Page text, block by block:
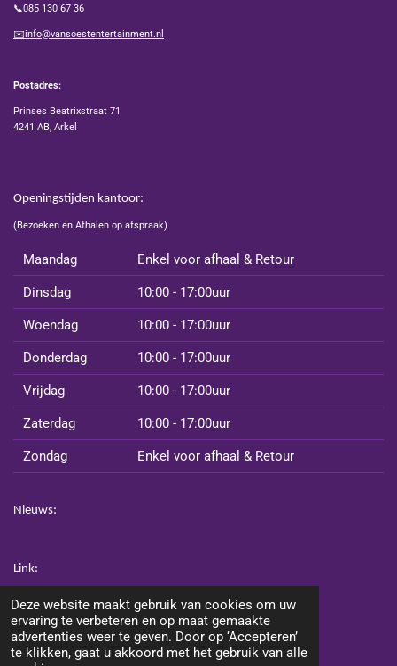
Deze website maakt gebruik van cookies om uw
ervaring te verbeteren en op maat gemaakte
advertenties weer te geven. Door op ‘Accepteren’
te klikken, gaat u akkoord met het gebruik van alle
📞085 130 67 36
✉️info@vansoestentertainment.nl
Postadres:
Prinses Beatrixstraat 71
4241 AB, Arkel
Openingstijden kantoor:
(Bezoeken en Afhalen op afspraak)
Maandag Enkel voor afhaal & Retour
Dinsdag 10:00 - 17:00uur
Woendag 10:00 - 17:00uur
Donderdag 10:00 - 17:00uur
Vrijdag 10:00 - 17:00uur
Zaterdag 10:00 - 17:00uur
Zondag Enkel voor afhaal & Retour
Nieuws:
Link:
www.vansoestpartyservice.nl